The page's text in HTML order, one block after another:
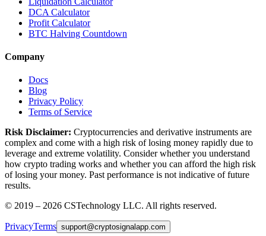
DCA Calculator
Profit Calculator
BTC Halving Countdown
Company
Docs
Blog
Privacy Policy
Terms of Service
Risk Disclaimer: Cryptocurrencies and derivative instruments are
complex and come with a high risk of losing money rapidly due to
leverage and extreme volatility. Consider whether you understand
how crypto trading works and whether you can afford the high risk
of losing your money. Past performance is not indicative of future
results.
© 2019 – 2026 CSTechnology LLC. All rights reserved.
PrivacyTerms support@cryptosignalapp.com